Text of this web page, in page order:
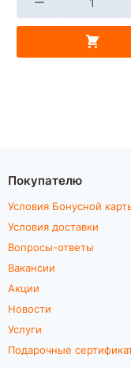
Покупателю
Условия Бонусной
Условия доставки
Вопросы-ответы
Вакансии
Акции
Новости
Услуги
Подарочные